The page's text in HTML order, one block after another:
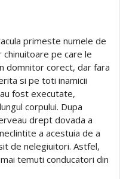
primeste numele de
pe care le
domnitor corect, dar fara
si pe toti inamicii
fost executate,
corpului. Dupa
drept dovada a
a acestuia de a
de nelegiuitori. Astfel,
temuti conducatori din